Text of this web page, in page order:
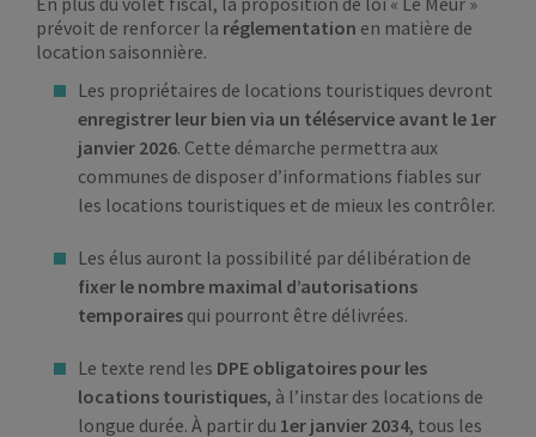
prévoit de renforcer la réglementation en matière de
location saisonnière.
Les propriétaires de locations touristiques devront
enregistrer leur bien via un téléservice avant le 1er
janvier 2026. Cette démarche permettra aux
communes de disposer d’informations fiables sur
les locations touristiques et de mieux les contrôler.
Les élus auront la possibilité par délibération de
fixer le nombre maximal d’autorisations
temporaires qui pourront être délivrées.
Le texte rend les DPE obligatoires pour les
locations touristiques, à l’instar des locations de
longue durée. À partir du 1er janvier 2034, tous les